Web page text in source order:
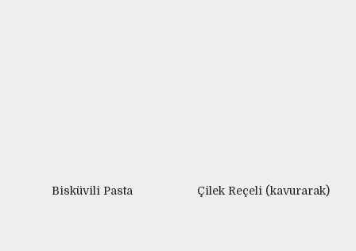
Bisküvili Pasta Çilek Reçeli (kavurarak)